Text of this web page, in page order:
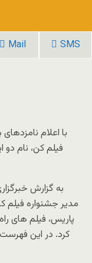
Mail SMS
با اعلام
فیلم کن، نام
به گزارش
مدیر جشنواره فیلم
پاریس، فیلم های
کرد. در این